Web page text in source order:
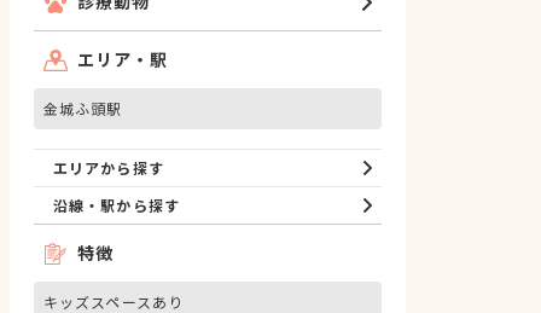
エリア・駅
金城ふ頭駅
エリアから探す
沿線・駅から探す
特徴
キッズスペースあり